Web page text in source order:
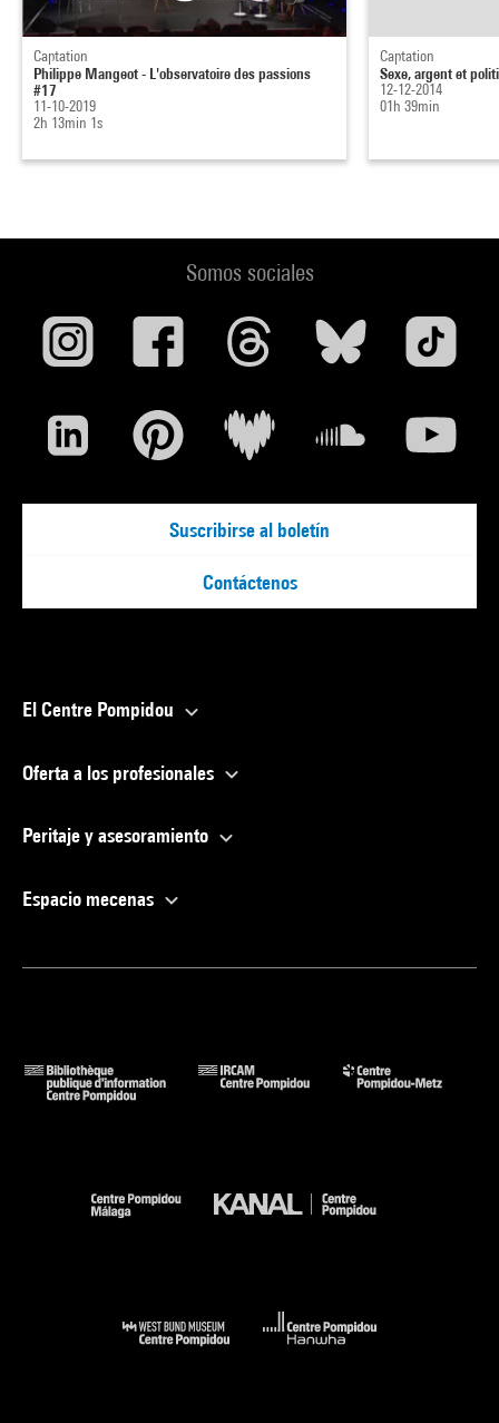
Captation
Philippe Mangeot - L'observatoire des passions
#17
11-10-2019
2h 13min 1s
Captation
Sexe, argent et
12-12-2014
01h 39min
Somos sociales
Suscribirse al boletín
Contáctenos
El Centre Pompidou
Oferta a los profesionales
Peritaje y asesoramiento
Espacio mecenas